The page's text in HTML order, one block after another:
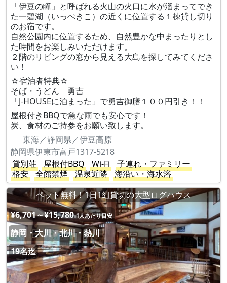
「伊豆の瞳」と呼ばれる火山の火口に水が溜まってでき
た一碧湖（いっぺきこ）の近くに位置する１棟貸し切り
のお宿です。
自然公園内に位置するため、自然豊かな中まったりとし
た時間をお楽しみいただけます。
２階のリビングの窓から見える大島を探してみてくださ
い！
☆宿泊者特典☆
そば・うどん 勇吉
「J-HOUSEに泊まった」で勇吉御膳１００円引き！！
屋根付きBBQで急な雨でも安心です！
炭、食材のご持参をお願い致します。
東海／静岡県／伊豆高原
静岡県伊東市富戸1317-5218
貸別荘
屋根付BBQ Wi-Fi
子連れ・ファミリー
格安
全館禁煙 温泉近隣
海沿い・海水浴
ペット無料！1日1組貸切の大型ログハウス
¥6,701～¥15,780 1人あたり目安
静岡・大川・北川・熱川
19名迄